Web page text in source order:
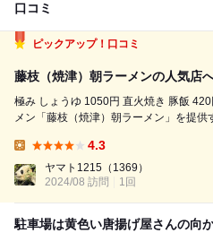
口コミ
ピックアップ！口コミ
藤枝（焼津）朝ラーメンの人気店
極み しょうゆ 1050円 直火焼き 豚飯 420円 今回は、静岡県のご当地ラー
メン「藤枝（焼津）朝ラーメン」を提
お茶の名産地である藤枝で朝早くからお
早朝から食べ...
4.3
ヤマト1215 （1369）
2024/08 訪問
1回
駐車場は黄色い唐揚げ屋さんの向